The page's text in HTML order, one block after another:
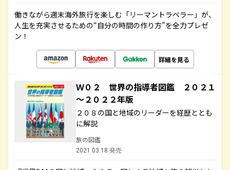
働きながら週末海外旅行を楽しむ「リーマントラベラー」が、
人生を充実させるための“自分の時間の作り方”を全力プレゼ
ン！
詳細を見る
Ｗ０２ 世界の指導者図鑑 ２０２１
～２０２２年版
２０８の国と地域のリーダーを経歴ととも
に解説
旅の図鑑
2021.03.18 発売